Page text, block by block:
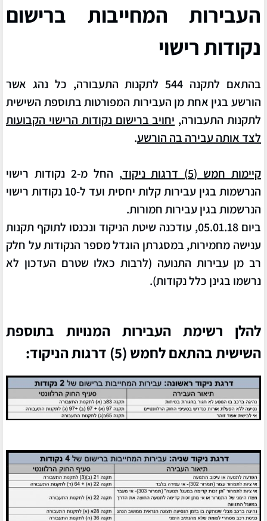
העבירות המחייבות ברישום
נקודות רישוי
בהתאם לתקנה 544 לתקנות התעבורה, כל נהג אשר
הורשעבגין אחת מן העבירות המפורטות בתוספת השישית
לתקנות התעבורה, יחויב ברישום נקודות הרישוי הקבועות
לצד אותה עבירה בה הורשע.
קיימות חמש (5) דרגות ניקוד , החל מ-2 נקודות רישוי
הנרשמות בגין עבירות קלות יחסית ועד ל-10 נקודות
רישוי
הנרשמות בגין עבירות חמורות.
ביום 05.01.18, עודכנה שיטת הניקוד ונכנסו לתוקף תקנות
ענישה מחמירות, במסגרתן הוגדל מספר הנקודות על חלק
רב מן עבירות התנועה (לרבות כאלו שטרם העדכון לא
נרשמו בגינן כלל נקודות).
להלן רשימת העבירות המנויות בתוספת
השישית בהתאם לחמש (5) דרגות הניקוד: